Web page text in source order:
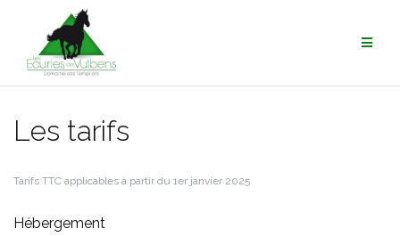
contenu
Les tarifs
Tarifs TTC applicables à partir du 1er janvier 2025
Hébergement